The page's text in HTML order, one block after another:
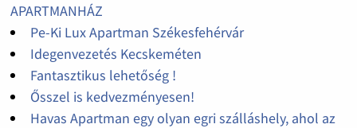
APARTMANHÁZ
Pe-Ki Lux Apartman Székesfehérvár
Idegenvezetés Kecskeméten
Fantasztikus lehetőség !
Ősszel is kedvezményesen!
Havas Apartman egy olyan egri szálláshely, ahol az